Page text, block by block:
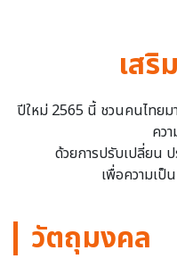
เส
ปีใหม่ 2565 นี้ ชวนคนไทยม
คว
ด้วยการปรับเปลี่ยน
เพื่อความเ
วัตถุมงคล